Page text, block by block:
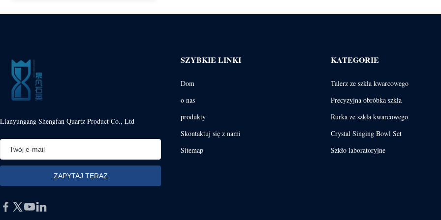
Lianyungang Shengfan Quartz Product Co., Ltd
SZYBKIE LINKI
Dom
o nas
produkty
Skontaktuj się z nami
Sitemap
KATEGORIE
Talerz ze szkła kwarcowego
Precyzyjna obróbka szkła
Rurka ze szkła kwarcowego
Crystal Singing Bowl Set
Szkło laboratoryjne